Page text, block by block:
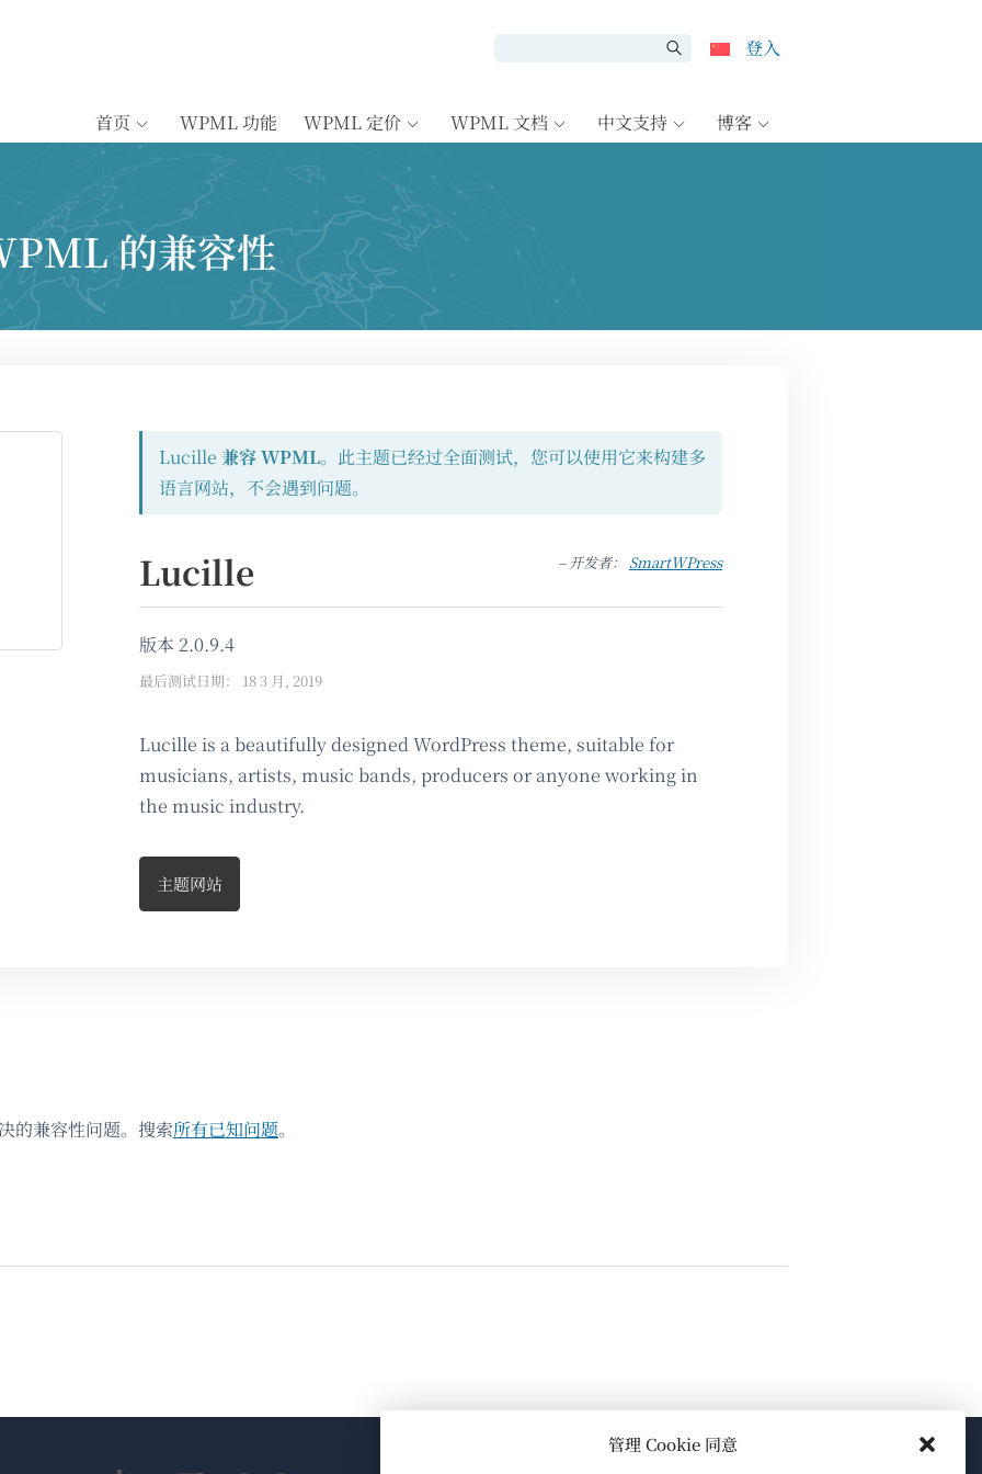
管理 Cookie 同意
登入
首页 WPML 功能 WPML 定价 WPML 文档 中文支持 博客
的兼容性
Lucille 兼容 WPML。此主题已经过全面测试，您可以使用它来构建多
语言网站，不会遇到问题。
Lucille – 开发者： SmartWPress
版本 2.0.9.4
最后测试日期： 18 3 月, 2019
Lucille is a beautifully designed WordPress theme, suitable for
musicians, artists, music bands, producers or anyone working in
the music industry.
主题网站
的兼容性问题。搜索所有已知问题。